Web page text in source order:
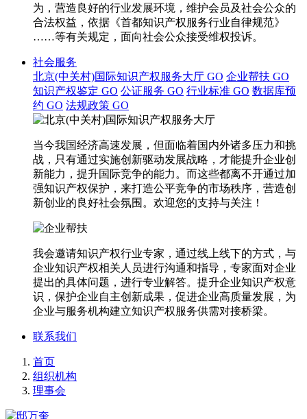
为，营造良好的行业发展环境，维护会员及社会公众的
合法权益，依据《首都知识产权服务行业自律规范》
……等有关规定，面向社会公众接受维权投诉。
社会服务
北京(中关村)国际知识产权服务大厅 GO 企业帮扶 GO
知识产权鉴定 GO 公证服务 GO 行业标准 GO 数据库预
约 GO 法规政策 GO
当今我国经济高速发展，但面临着国内外诸多压力和挑
战，只有通过实施创新驱动发展战略，才能提升企业创
新能力，提升国际竞争的能力。而这些都离不开通过加
强知识产权保护，来打造公平竞争的市场秩序，营造创
新创业的良好社会氛围。欢迎您的支持与关注！
我会邀请知识产权行业专家，通过线上线下的方式，与
企业知识产权相关人员进行沟通和指导，专家面对企业
提出的具体问题，进行专业解答。提升企业知识产权意
识，保护企业自主创新成果，促进企业高质量发展，为
企业与服务机构建立知识产权服务供需对接桥梁。
联系我们
首页
组织机构
理事会